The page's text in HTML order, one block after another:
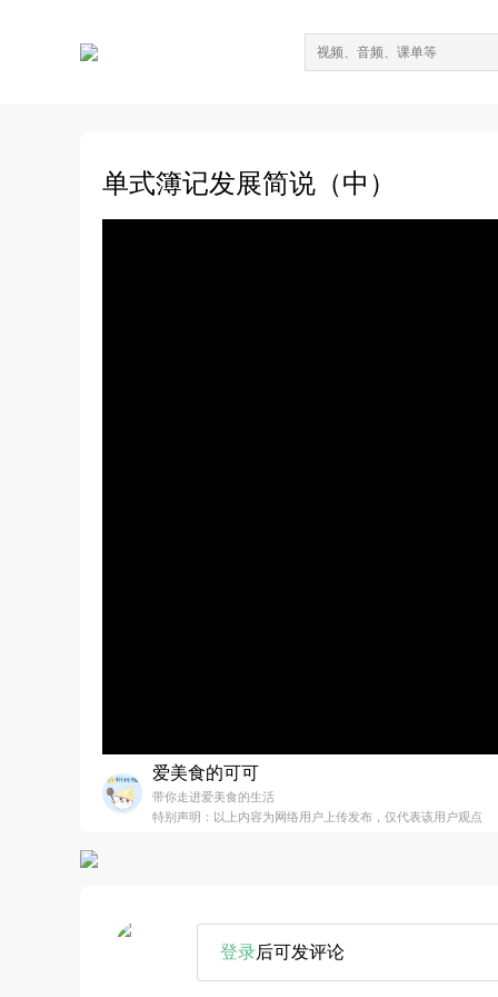
单式簿记发展简说（中）
爱美食的可可
带你走进爱美食的生活
特别声明：以上内容为网络用户上传发布，仅代表该用户观点
登录后可发评论